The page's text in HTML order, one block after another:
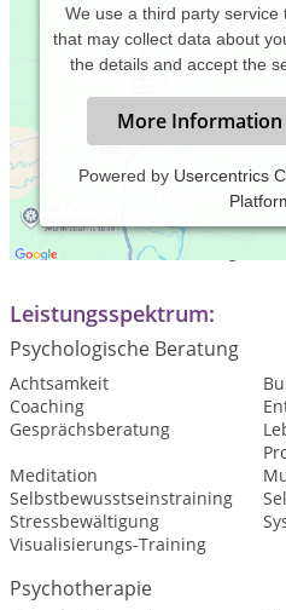
We use a third party
that may collect data about
the details and accept the
More Information
Powered by Usercentrics
Praxiszeiten:
Termine nach Vereinbarung
Leistungsspektrum:
Psychologische Beratung
Achtsamkeit
Coaching
Gesprächsberatung
Meditation
Selbstbewusstseinstraining
Stressbewältigung
Visualisierungs-Training
Psychotherapie